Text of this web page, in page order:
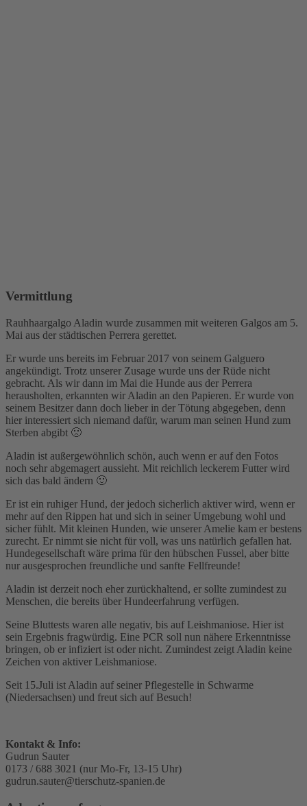
Vermittlung
Rauhhaargalgo Aladin wurde zusammen mit weiteren Galgos am 5.
Mai aus der städtischen Perrera gerettet.
Er wurde uns bereits im Februar 2017 von seinem Galguero
angekündigt. Trotz unserer Zusage wurde uns der Rüde nicht
gebracht. Als wir dann im Mai die Hunde aus der Perrera
herausholten, erkannten wir Aladin an den Papieren. Er wurde von
seinem Besitzer dann doch lieber in der Tötung abgegeben, denn
hier interessiert sich niemand dafür, warum man seinen Hund zum
Sterben abgibt 🙁
Aladin ist außergewöhnlich schön, auch wenn er auf den Fotos
noch sehr abgemagert aussieht. Mit reichlich leckerem Futter wird
sich das bald ändern 🙂
Er ist ein ruhiger Hund, der jedoch sicherlich aktiver wird, wenn er
mehr auf den Rippen hat und sich in seiner Umgebung wohl und
sicher fühlt. Mit kleinen Hunden, wie unserer Amelie kam er bestens
zurecht. Er nimmt sie nicht für voll, was uns natürlich gefallen hat.
Hundegesellschaft wäre prima für den hübschen Fussel, aber bitte
nur ausgesprochen freundliche und sanfte Fellfreunde!
Aladin ist derzeit noch eher zurückhaltend, er sollte zumindest zu
Menschen, die bereits über Hundeerfahrung verfügen.
Seine Bluttests waren alle negativ, bis auf Leishmaniose. Hier ist
sein Ergebnis fragwürdig. Eine PCR soll nun nähere Erkenntnisse
bringen, ob er infiziert ist oder nicht. Zumindest zeigt Aladin keine
Zeichen von aktiver Leishmaniose.
Seit 15.Juli ist Aladin auf seiner Pflegestelle in Schwarme
(Niedersachsen) und freut sich auf Besuch!
Kontakt & Info:
Gudrun Sauter
0173 / 688 3021 (nur Mo-Fr, 13-15 Uhr)
gudrun.sauter@tierschutz-spanien.de